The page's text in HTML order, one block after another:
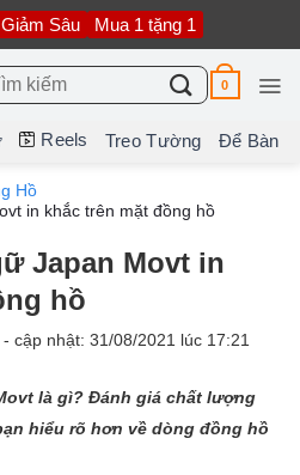
Giảm Sâu Mua 1 tặng 1
0
Reels Treo Tường Để Bàn
Hồ
in khắc trên mặt đồng hồ
Japan Movt in
hồ
- cập nhật: 31/08/2021 lúc 17:21
là gì? Đánh giá chất lượng
hiểu rõ hơn về dòng đồng hồ